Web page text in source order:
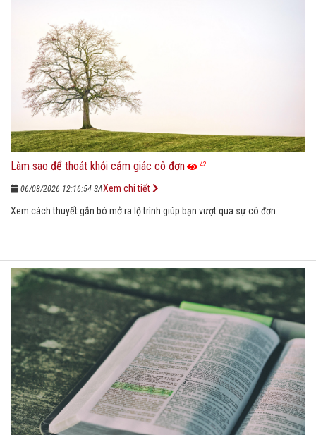
Làm sao để thoát khỏi cảm giác cô đơn 42
06/08/2026 12:16:54 SA
Xem cách thuyết gắn bó mở ra lộ trình giúp bạn vượt qua sự cô đơn.
Xem chi tiết